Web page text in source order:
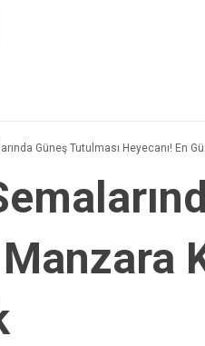
Güneş Tutulması Heyecanı! En